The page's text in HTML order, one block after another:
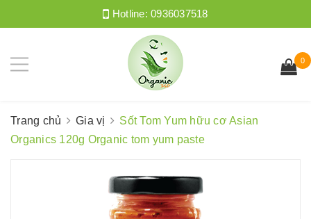
Hotline:0936037518
0
Trang chủ Gia vị
Sốt Tom Yum hữu cơ Asian
Organics 120g Organic tom yum paste